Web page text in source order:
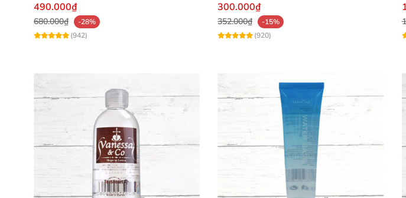
Phạm Thị Hương
: "Gel Pjur Analyse Me siêu mượt nhờ hyaluron, lần đầu
mình dùng hoài không chán. 😘"
Hoàng Thị Mai
: "Mùi trung tính, không kích ứng da, chai 100ml dùng mãi
muốn nâng cấp khoái cảm! 🌟"
Pjur Analyse Me 100mlkhông chỉ làsмазка analthông thường mà còn là
ẩm lâu dài từ hyaluron, tương thích đa dạng và nguồn gốc Đức cao cấp,
trội giúp mọi chuyển động trở nên êm ái, an toàn, đầy đam mê – đặc biệt
490.000₫
680.000₫
-28%
(942)
300.000₫
352.000₫
-15%
(920)